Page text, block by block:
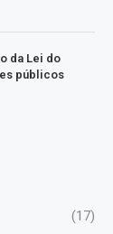
da Lei do
públicos
(17)